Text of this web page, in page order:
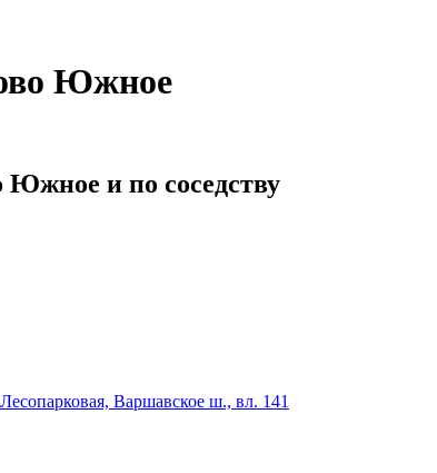
Южное
Южное и по соседству
Варшавское ш., вл. 141